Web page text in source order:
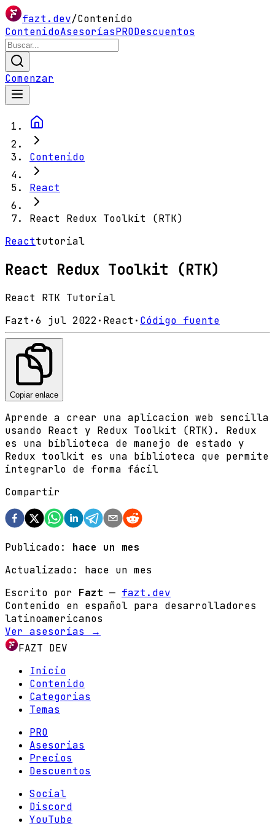
fazt.dev/Contenido
ContenidoAsesoríasPRODescuentos
Comenzar
Contenido
React
React Redux Toolkit (RTK)
Reacttutorial
React Redux Toolkit (RTK)
React RTK Tutorial
Fazt ·6 jul 2022 · React · Código fuente
Copiar enlace
Aprende a crear una aplicacion web sencilla
usando React y Redux Toolkit (RTK). Redux
es una biblioteca de manejo de estado y
Redux toolkit es una biblioteca que permite
integrarlo de forma fácil
Compartir
Publicado:
hace un mes
Actualizado: hace un mes
Escrito por Fazt — fazt.dev
Contenido en español para desarrolladores
latinoamericanos
Ver asesorías →
FAZT DEV
Inicio
Contenido
Categorias
Temas
PRO
Asesorias
Precios
Descuentos
Social
Discord
YouTube